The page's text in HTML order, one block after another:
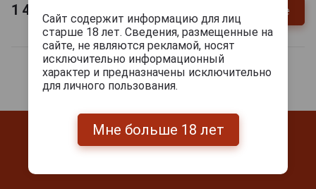
1 409 Уточнить цену и наличие
Сайт содержит информацию для лиц
старше 18 лет. Сведения, размещенные на
сайте, не являются рекламой, носят
исключительно информационный
характер и предназначены исключительно
для личного пользования.
Мне больше 18 лет